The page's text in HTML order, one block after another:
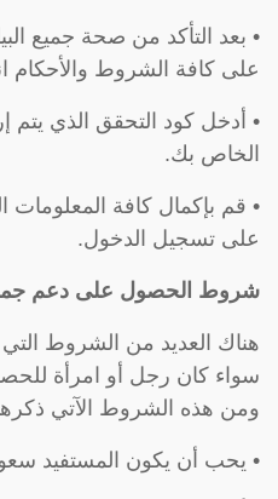
• بعد التأكد من صحة جميع
على كافة الشروط والأحكام
• أدخل كود التحقق الذي يتم
الخاص بك.
• قم بإكمال كافة المعلومات
على تسجيل الدخول.
شروط الحصول على دعم
هناك العديد من الشروط
سواء كان رجل أو امرأة
ومن هذه الشروط الآتي
• يحب أن يكون المستفيد